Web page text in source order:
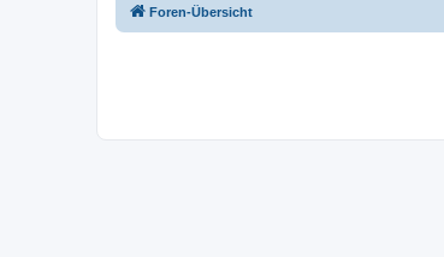
Foren-Übersicht